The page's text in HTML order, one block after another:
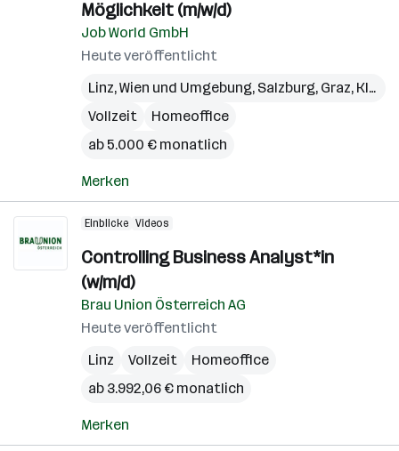
Möglichkeit (m/w/d)
Job World GmbH
Heute veröffentlicht
Linz,Wien und Umgebung, Salzburg, Graz, Klagenfurt
Vollzeit
Homeoffice
ab 5.000 € monatlich
Merken
Einblicke Videos
Controlling Business Analyst*in
(w/m/d)
Brau Union Österreich AG
Heute veröffentlicht
Linz
Vollzeit
Homeoffice
ab 3.992,06 € monatlich
Merken